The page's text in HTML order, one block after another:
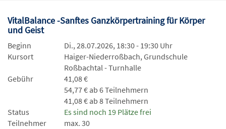
VitalBalance -Sanftes Ganzkörpertraining für Körper
und Geist
Beginn
Di., 28.07.2026, 18:30 - 19:30 Uhr
Kursort
Haiger-Niederroßbach, Grundschule
Roßbachtal - Turnhalle
Gebühr
41,08 €
54,77 € ab 6 Teilnehmern
41,08 € ab 8 Teilnehmern
Status
Es sind noch 19 Plätze frei
Teilnehmer
max. 30